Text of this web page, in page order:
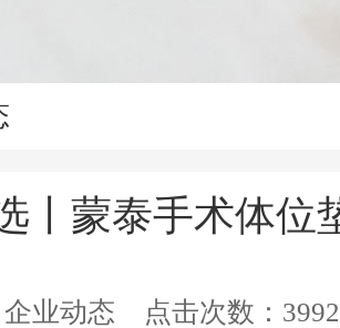
丨蒙泰手术体位
企业动态 点击次数： 3992